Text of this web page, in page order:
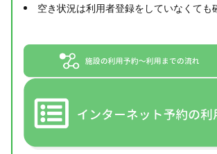
空き状況は利用者登録をしていなくても